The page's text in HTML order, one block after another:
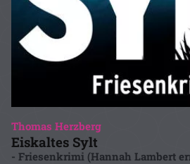
Thomas Herzberg
Eiskaltes Sylt
- Friesenkrimi (Hannah Lambert